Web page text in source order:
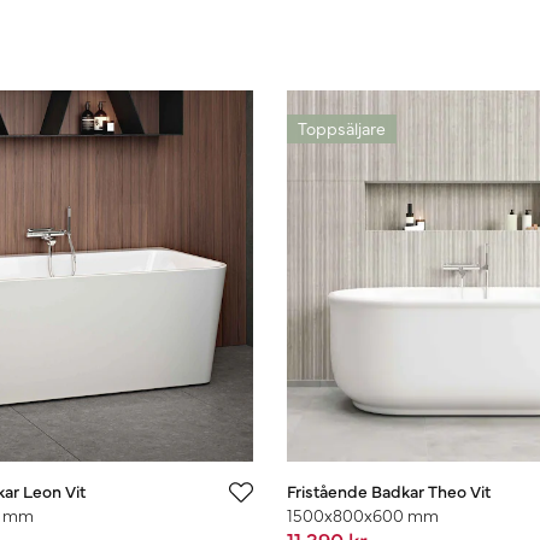
Leon Vit
Toppsäljare
Fristående Badkar Theo Vit
1500x800x600 mm